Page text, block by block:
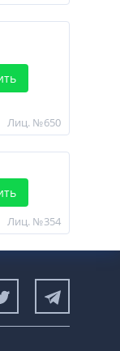
Лиц. №650
Лиц. №354